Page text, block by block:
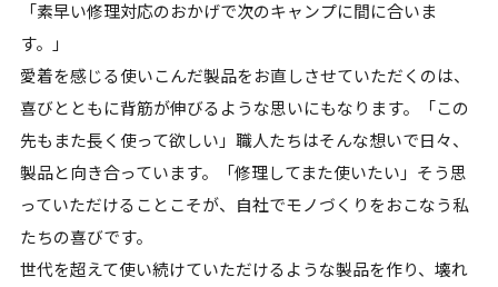
「素早い修理対応のおかげで次のキャンプに間に合いま
す。」
愛着を感じる使いこんだ製品をお直しさせていただくのは、
喜びとともに背筋が伸びるような思いにもなります。「この
先もまた長く使って欲しい」職人たちはそんな想いで日々、
製品と向き合っています。
「修理してまた使いたい」そう思
っていただけることこそが、自社でモノづくりをおこなう私
たちの喜びです。
世代を超えて使い続けていただけるような製品を作り、壊れ